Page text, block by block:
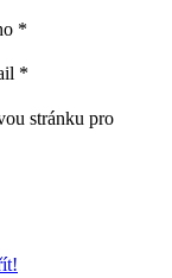
*
*
stránku pro